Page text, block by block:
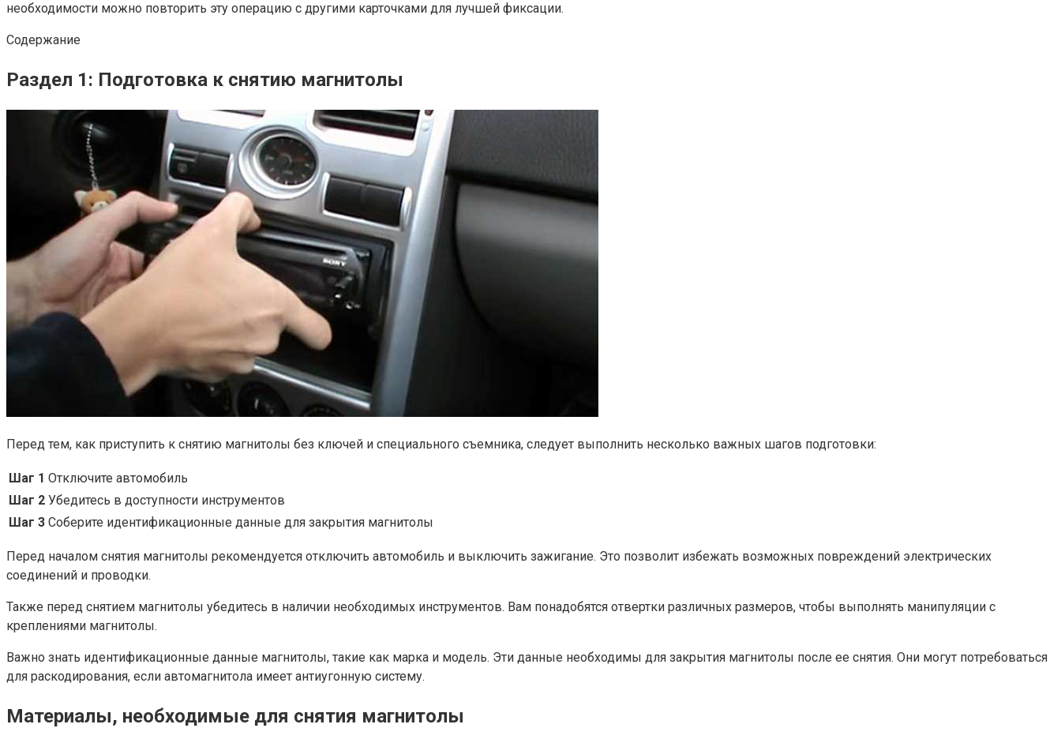
необходимости можно повторить эту операцию с другими карточками для лучшей фиксации.
Содержание
Раздел 1: Подготовка к снятию магнитолы
Перед тем, как приступить к снятию магнитолы без ключей и специального съемника, следует выполнить несколько важных шагов подготовки:
Шаг 1 Отключите автомобиль
Шаг 2 Убедитесь в доступности инструментов
Шаг 3 Соберите идентификационные данные для закрытия магнитолы
Перед началом снятия магнитолы рекомендуется отключить автомобиль и выключить зажигание. Это позволит избежать возможных повреждений электрических
соединений и проводки.
Также перед снятием магнитолы убедитесь в наличии необходимых инструментов. Вам понадобятся отвертки различных размеров, чтобы выполнять манипуляции с
креплениями магнитолы.
Важно знать идентификационные данные магнитолы, такие как марка и модель. Эти данные необходимы для закрытия магнитолы после ее снятия. Они могут потребоваться
для раскодирования, если автомагнитола имеет антиугонную систему.
Материалы, необходимые для снятия магнитолы